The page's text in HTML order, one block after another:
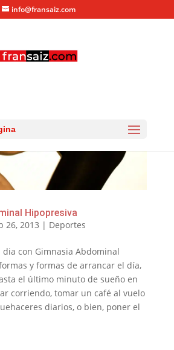
info@fransaiz.com
Hipopresiva
26, 2013 | Deportes
dia con Gimnasia Abdominal
y formas de arrancar el día,
el último minuto de sueño en
corriendo, tomar un café al vuelo
diarios, o bien, poner el